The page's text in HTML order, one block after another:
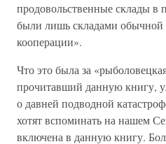
продовольственные склады в
были лишь складами обычной
кооперации».
Что это была за
прочитавший данную книгу,
о давней подводной
хотят вспоминать на нашем
включена в данную книгу.